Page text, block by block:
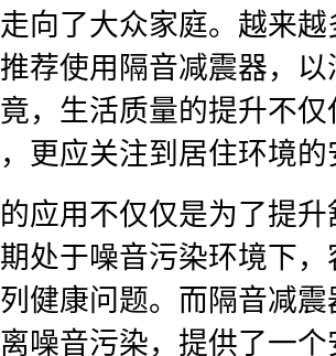
向了大众家庭。越来
荐使用隔音减震器，
，生活质量的提升不
更应关注到居住环境
应用不仅仅是为了提
处于噪音污染环境下
健康问题。而隔音减
噪音污染，提供了一